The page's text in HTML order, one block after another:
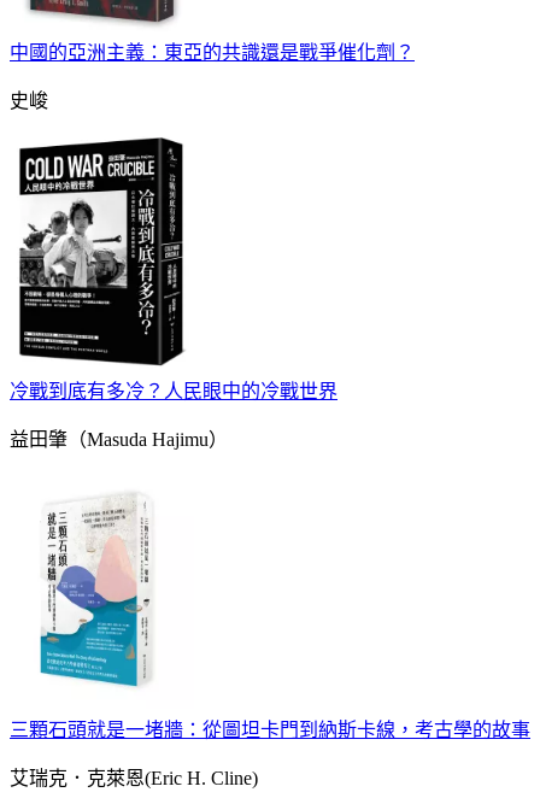
中國的亞洲主義：東亞的共識還是戰爭催化劑？
史峻
冷戰到底有多冷？人民眼中的冷戰世界
益田肇（Masuda Hajimu）
三顆石頭就是一堵牆：從圖坦卡門到納斯卡線，考古學的故事
艾瑞克．克萊恩(Eric H. Cline)